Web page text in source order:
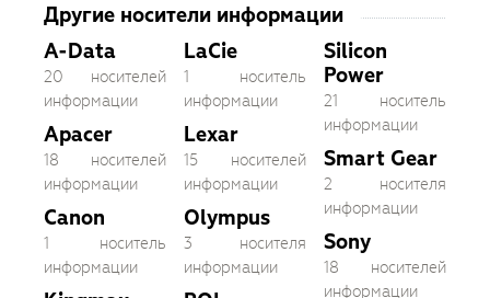
Другие носители информации
A-Data
20 носителей
информации
Apacer
18 носителей
информации
Canon
1 носитель
информации
LaCie
1 носитель
информации
Lexar
15 носителей
информации
Olympus
3 носителя
информации
Silicon
Power
21 носитель
информации
Smart Gear
2 носителя
информации
Sony
18 носителей
информации